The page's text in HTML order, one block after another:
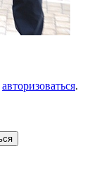
авторизоваться.